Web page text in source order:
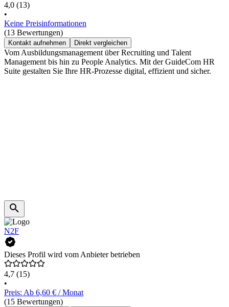
4,0 (13)
•
Keine Preisinformationen
(13 Bewertungen)
Kontakt aufnehmen Direkt vergleichen
Vom Ausbildungsmanagement über Recruiting und Talent
Management bis hin zu People Analytics. Mit der GuideCom HR
Suite gestalten Sie Ihre HR-Prozesse digital, effizient und sicher.
N2F
Dieses Profil wird vom Anbieter betrieben
4,7 (15)
•
Preis: Ab 6,60 € / Monat
(15 Bewertungen)